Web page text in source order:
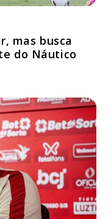
mas busca
do Náutico